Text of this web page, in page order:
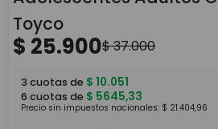
5. toy story
Toyco
$ 25.900$37.000
3 cuotas de $ 10.051
6 cuotas de $ 5645,33
Precio sin impuestos nacionales: $ 21.404,96